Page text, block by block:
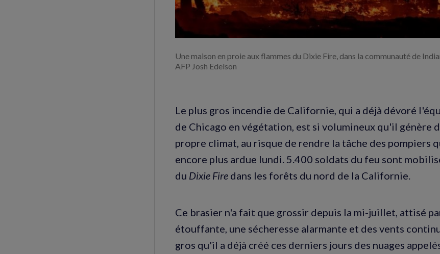
Une maison en proie aux flammes du Dixie Fire, dans la communauté de
AFP Josh Edelson
Le plus gros incendie de Californie, qui a déjà dévoré
de Chicago en végétation, est si volumineux qu'il génère
propre climat, au risque de rendre la tâche des pompiers
encore plus ardue lundi. 5.400 soldats du feu sont
du Dixie Fire dans les forêts du nord de la Californie.
Ce brasier n'a fait que grossir depuis la mi-juillet, attisé
étouffante, une sécheresse alarmante et des vents
gros qu'il a déjà créé ces derniers jours des nuages